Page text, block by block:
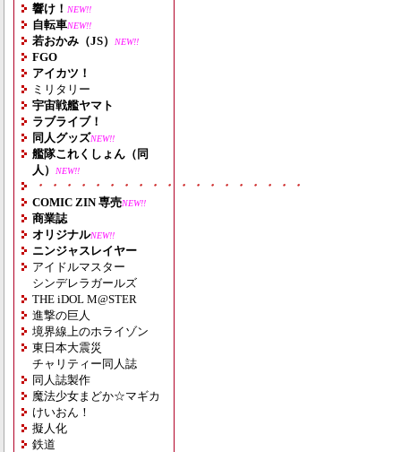
響け！ NEW!!
自転車NEW!!
若おかみ（JS） NEW!!
FGO
アイカツ！
ミリタリー
宇宙戦艦ヤマト
ラブライブ！
同人グッズNEW!!
艦隊これくしょん（同
人）
NEW!!
・・・・・・・・・・・・・・・・・・・
COMIC ZIN 専売NEW!!
商業誌
オリジナルNEW!!
ニンジャスレイヤー
アイドルマスター
シンデレラガールズ
THE iDOL M@STER
進撃の巨人
境界線上のホライゾン
東日本大震災
チャリティー同人誌
同人誌製作
魔法少女まどか☆マギカ
けいおん！
擬人化
鉄道